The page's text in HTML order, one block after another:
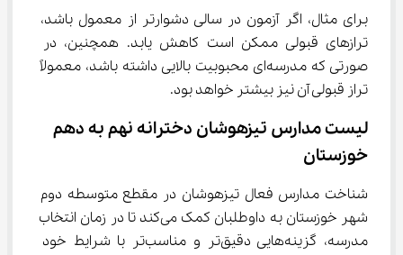
برای مثال، اگر آزمون در سالی دشوارتر از معمول باشد،
ترازهای قبولی ممکن است کاهش یابد. همچنین، در
صورتی که مدرسه‌ای محبوبیت بالایی داشته باشد، معمولاً
تراز قبولی آن نیز بیشتر خواهد بود.
لیست مدارس تیزهوشان دخترانه نهم به دهم
خوزستان
شناخت مدارس فعال تیزهوشان در مقطع متوسطه دوم
شهر خوزستان به داوطلبان کمک می‌کند تا در زمان انتخاب
مدرسه، گزینه‌هایی دقیق‌تر و مناسب‌تر با شرایط خود